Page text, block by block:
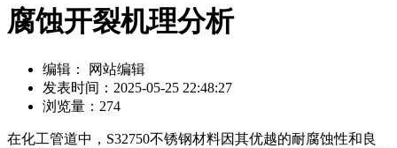
腐蚀开裂机理分析
编辑： 网站编辑
发表时间：2025-05-25 22:48:27
浏览量：274
在化工管道中，S32750不锈钢材料因其优越的耐腐蚀性和良